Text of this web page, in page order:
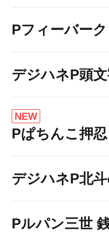
Pフィーバー
デジハネP頭
NEW
Pぱちんこ押
デジハネP北
Pルパン三世